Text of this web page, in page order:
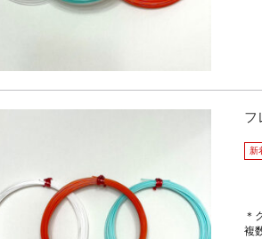
フ
新
＊
複